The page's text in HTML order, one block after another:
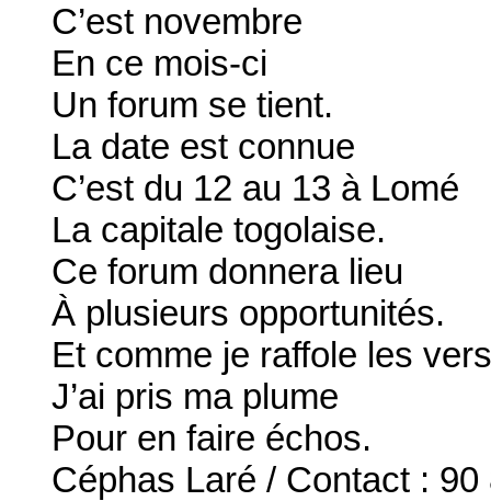
C’est novembre
En ce mois-ci
Un forum se tient.
La date est connue
C’est du 12 au 13 à Lomé
La capitale togolaise.
Ce forum donnera lieu
À plusieurs opportunités.
Et comme je raffole les vers
J’ai pris ma plume
Pour en faire échos.
Céphas Laré / Contact : 90